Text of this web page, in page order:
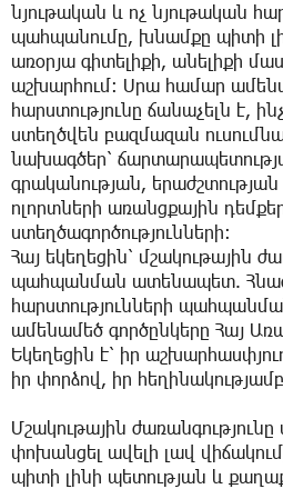
նյութական և ոչ նյութական
պահպանումը, խնամքը պիտի
առօրյա գիտելիքի, անելիքի
աշխարհում։ Սրա համար
հարստությունը ճանաչելն է,
ստեղծվեն բազմազան
նախագծեր՝
գրականության, երաժշտության
ոլորտների առանցքային
ստեղծագործությունների։
Հայ եկեղեցին՝ մշակութային
պահպանման ատենապետ.
հարստությունների
ամենամեծ գործընկերը Հայ
Եկեղեցին է՝ իր
իր փորձով, իր
Մշակութային ժառանգությունը
փոխանցել ավելի լավ
պիտի լինի պետության և